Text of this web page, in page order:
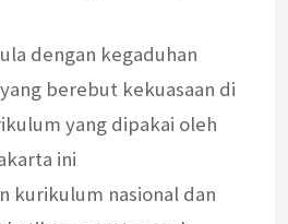
dengan kegaduhan
berebut kekuasaan di
yang dipakai oleh
ini
kurikulum nasional dan